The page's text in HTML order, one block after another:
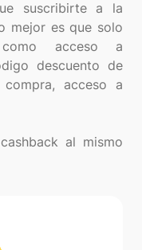
suscribirte a la
mejor es que solo
acceso a
descuento de
acceso a
al mismo